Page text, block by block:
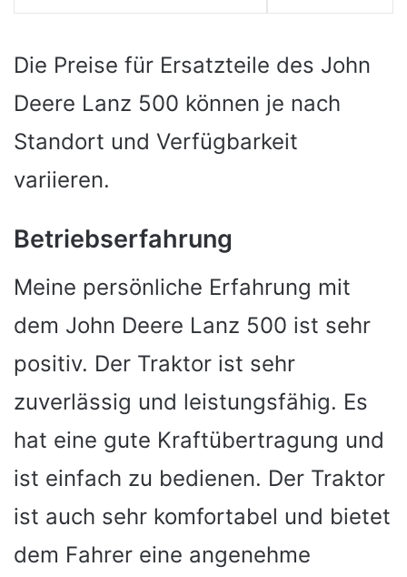
Die Preise für Ersatzteile des John
Deere Lanz 500 können je nach
Standort und Verfügbarkeit
variieren.
Betriebserfahrung
Meine persönliche Erfahrung mit
dem John Deere Lanz 500 ist sehr
positiv. Der Traktor ist sehr
zuverlässig und leistungsfähig. Es
hat eine gute Kraftübertragung und
ist einfach zu bedienen. Der Traktor
ist auch sehr komfortabel und bietet
dem Fahrer eine angenehme